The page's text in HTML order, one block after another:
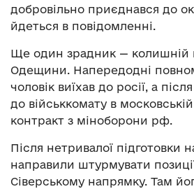
добровільно приєднався до
йдеться в повідомленні.
Ще один зрадник — колишній
Одещини. Напередодні
чоловік виїхав до росії, а
до військкомату в
контракт з міноборони рф.
Після нетривалої підготовки
направили штурмувати
Сіверському напрямку. Там